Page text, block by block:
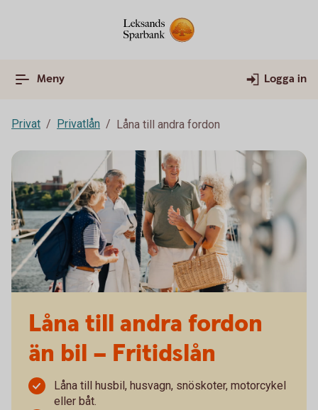
Meny Logga in
Privat Privatlån Låna till andra fordon
Låna till andra fordon
än bil – Fritidslån
Låna till husbil, husvagn, snöskoter, motorcykel
eller båt.